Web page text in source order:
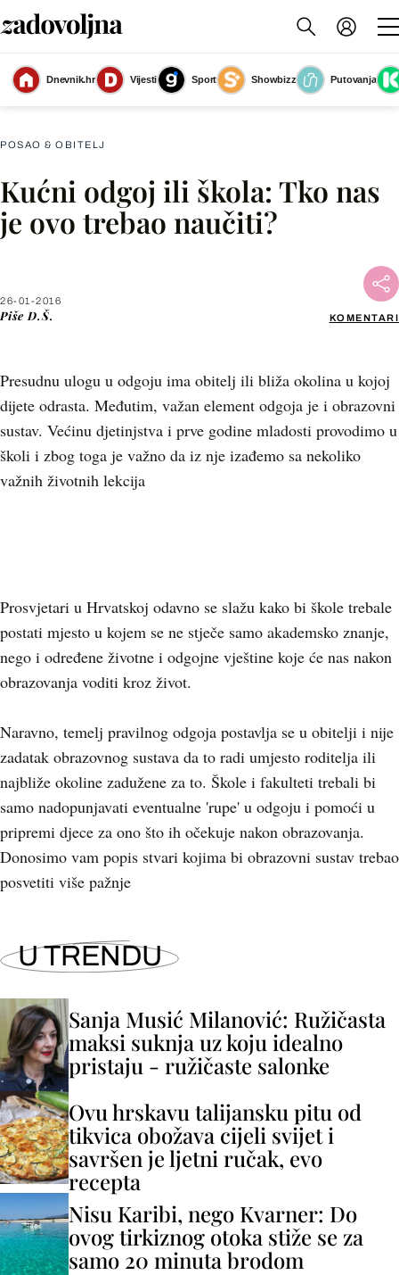
Dnevnik.hr Vijesti Sport Showbizz
Putovanja
Slika nije dostupna
POSAO & OBITELJ
Kućni odgoj ili škola: Tko nas
je ovo trebao naučiti?
26-01-2016
Piše D.Š. KOMENTARI
Presudnu ulogu u odgoju ima obitelj ili bliža okolina u kojoj
dijete odrasta. Međutim, važan element odgoja je i obrazovni
sustav. Većinu djetinjstva i prve godine mladosti provodimo u
školi i zbog toga je važno da iz nje izađemo sa nekoliko
važnih životnih lekcija
Facebook
Prosvjetari u Hrvatskoj odavno se slažu kako bi škole trebale
postati mjesto u kojem se ne stječe samo akademsko znanje,
nego i određene životne i odgojne vještine koje će nas nakon
obrazovanja voditi kroz život.
Naravno, temelj pravilnog odgoja postavlja se u obitelji i nije
zadatak obrazovnog sustava da to radi umjesto roditelja ili
najbliže okoline zadužene za to. Škole i fakulteti trebali bi
samo nadopunjavati eventualne 'rupe' u odgoju i pomoći u
pripremi djece za ono što ih očekuje nakon obrazovanja.
Donosimo vam popis stvari kojima bi obrazovni sustav trebao
posvetiti više pažnje
U TRENDU
Sanja Musić Milanović: Ružičasta
maksi suknja uz koju idealno
pristaju - ružičaste salonke
Ovu hrskavu talijansku pitu od
tikvica obožava cijeli svijet i
savršen je ljetni ručak, evo
recepta
Nisu Karibi, nego Kvarner: Do
ovog tirkiznog otoka stiže se za
samo 20 minuta brodom